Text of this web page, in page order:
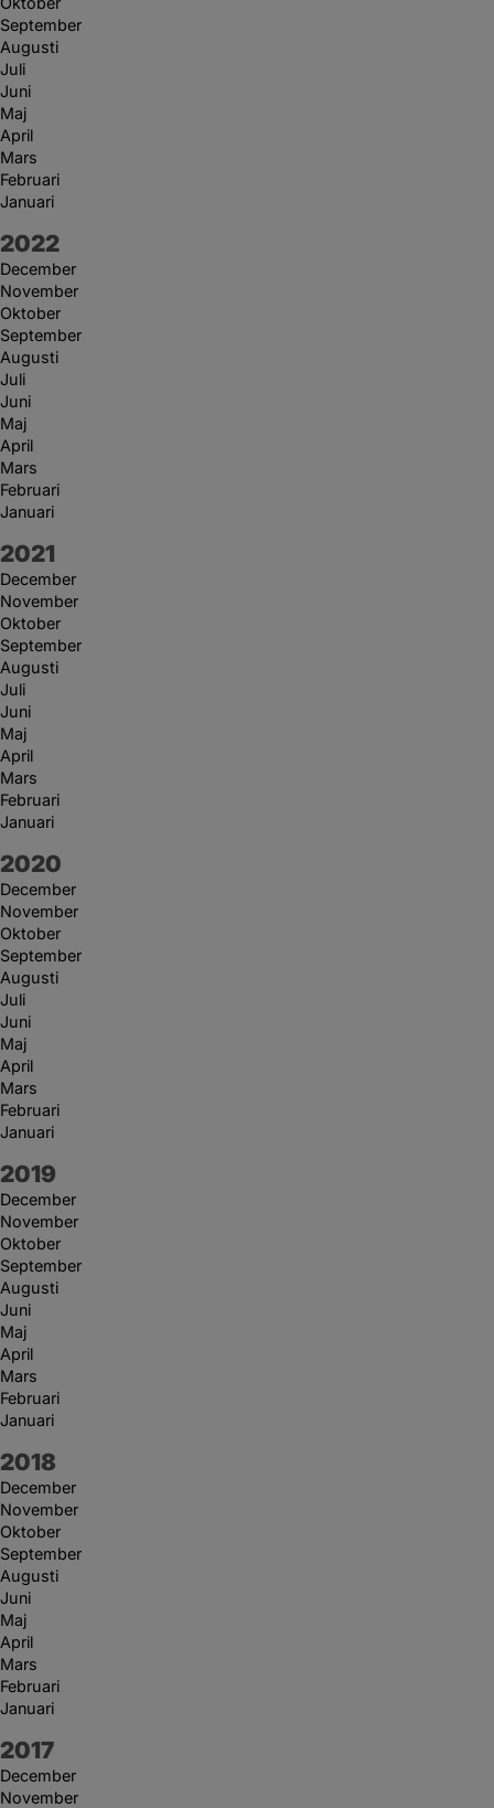
September
Augusti
Juli
Juni
Maj
April
Mars
Februari
Januari
År:
2022
December
November
Oktober
September
Augusti
Juli
Juni
Maj
April
Mars
Februari
Januari
År:
2021
December
November
Oktober
September
Augusti
Juli
Juni
Maj
April
Mars
Februari
Januari
År:
2020
December
November
Oktober
September
Augusti
Juli
Juni
Maj
April
Mars
Februari
Januari
År:
2019
December
November
Oktober
September
Augusti
Juni
Maj
April
Mars
Februari
Januari
År:
2018
December
November
Oktober
September
Augusti
Juni
Maj
April
Mars
Februari
Januari
År:
2017
December
November